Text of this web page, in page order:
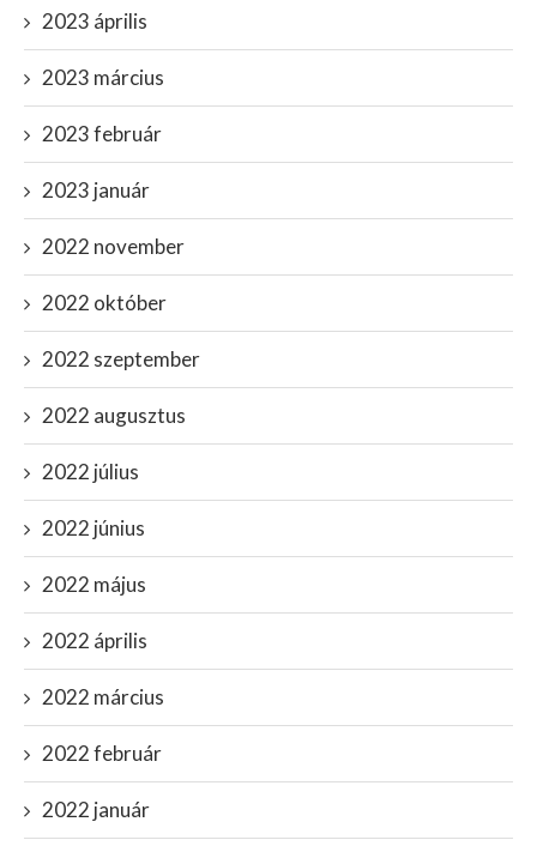
2023 április
2023 március
2023 február
2023 január
2022 november
2022 október
2022 szeptember
2022 augusztus
2022 július
2022 június
2022 május
2022 április
2022 március
2022 február
2022 január